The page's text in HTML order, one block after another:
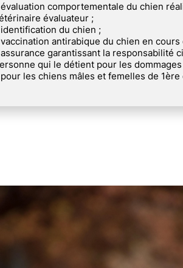
comportementale du chien
évaluateur ;
du chien ;
antirabique du chien en cours
garantissant la responsabilité
qui le détient pour les
les chiens mâles et femelles de